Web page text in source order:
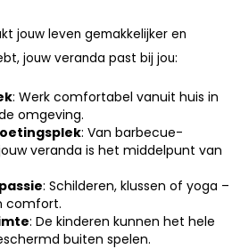
jouw leven gemakkelijker en
jouw veranda past bij jou:
: Werk comfortabel vanuit huis in
omgeving.
: Van barbecue-
veranda is het middelpunt van
: Schilderen, klussen of yoga –
comfort.
: De kinderen kunnen het hele
buiten spelen.